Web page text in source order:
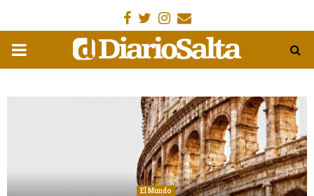
Facebook
Gorjeo
Instagram
Email
MENÚ
El Mundo